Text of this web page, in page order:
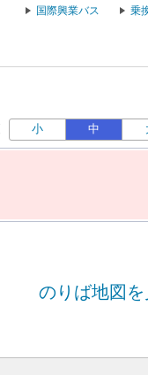
国際興業バス 乗
小 中
のりば地図を